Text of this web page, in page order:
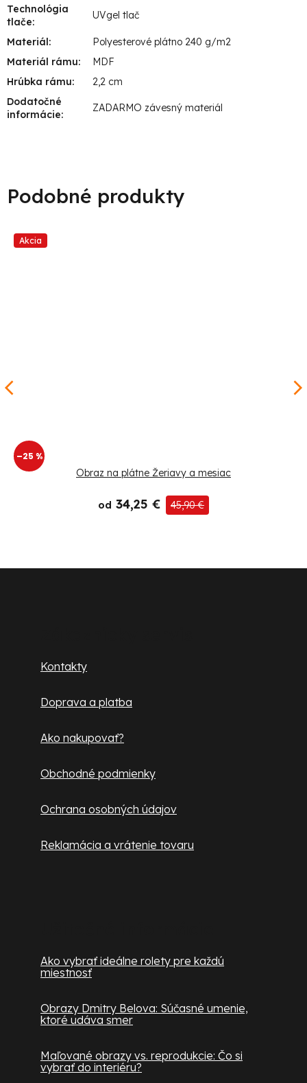
Technológia
tlače:
UVgel tlač
Materiál:
Polyesterové plátno 240 g/m2
Materiál rámu:
MDF
Hrúbka rámu:
2,2 cm
Dodatočné
informácie:
ZADARMO závesný materiál
Akcia
–25 %
Obraz na plátne Žeriavy a mesiac
od 34,25 € 45,90 €
Kontakty
Doprava a platba
Ako nakupovať?
Obchodné podmienky
Ochrana osobných údajov
Reklamácia a vrátenie tovaru
Ako vybrať ideálne rolety pre každú
miestnosť
Obrazy Dmitry Belova: Súčasné umenie,
ktoré udáva smer
Maľované obrazy vs. reprodukcie: Čo si
vybrať do interiéru?